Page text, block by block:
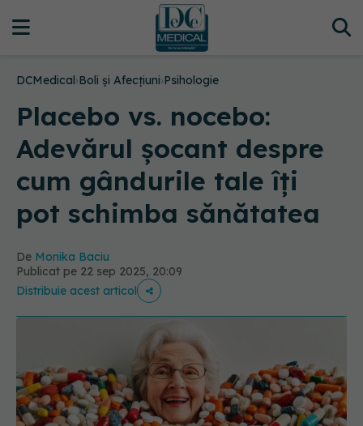
DCMedical›Boli și Afecțiuni›Psihologie
Placebo vs. nocebo:
Adevărul șocant despre
cum gândurile tale îți
pot schimba sănătatea
De Monika Baciu
Publicat pe 22 sep 2025, 20:09
Distribuie acest articol